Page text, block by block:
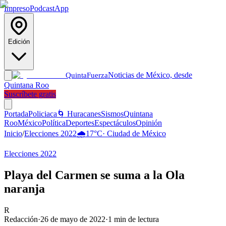
ImpresoPodcastApp
Edición
QuintaFuerzaNoticias de México, desde
Quintana Roo
Suscríbete gratis
PortadaPoliciaca 🌀 HuracanesSismosQuintana
RooMéxicoPolíticaDeportesEspectáculosOpinión
Inicio/Elecciones 2022🌧️17°C· Ciudad de México
Elecciones 2022
Playa del Carmen se suma a la Ola
naranja
R
Redacción·26 de mayo de 2022·1 min de lectura